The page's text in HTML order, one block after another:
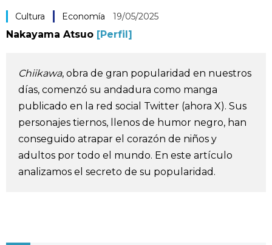
Vida
Vídeos e imágenes
En profundidad
Más
Cultura Economía 19/05/2025
Nakayama Atsuo [Perfil]
Chiikawa, obra de gran popularidad en nuestros
días, comenzó su andadura como manga
publicado en la red social Twitter (ahora X). Sus
personajes tiernos, llenos de humor negro, han
conseguido atrapar el corazón de niños y
adultos por todo el mundo. En este artículo
analizamos el secreto de su popularidad.